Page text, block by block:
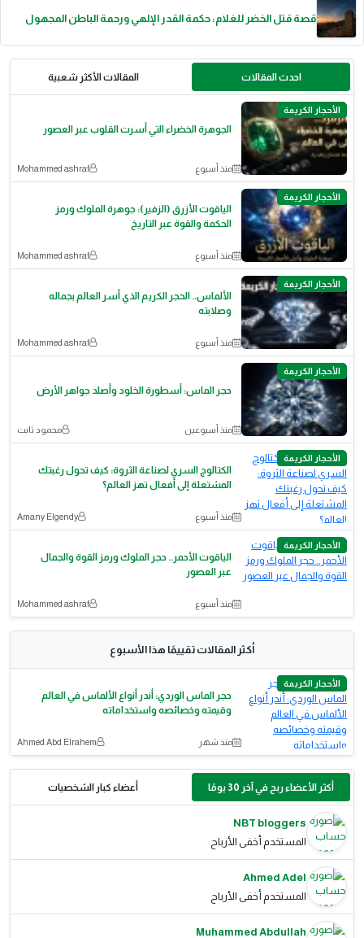
قصة قتل الخضر للغلام: حكمة القدر الإلهي ورحمة الباطن المجهول
احدث المقالات المقالات الأكثر شعبية
الأحجار الكريمة
الجوهرة الخضراء التي أسرت القلوب عبر العصور
منذ أسبوع Mohammed ashraf
الأحجار الكريمة
الياقوت الأزرق (الزفير): جوهرة الملوك ورمز
الحكمة والقوة عبر التاريخ
منذ أسبوع Mohammed ashraf
الأحجار الكريمة
الألماس.. الحجر الكريم الذي أسر العالم بجماله
وصلابته
منذ أسبوع Mohammed ashraf
الأحجار الكريمة
حجر الماس: أسطورة الخلود وأصلد جواهر الأرض
منذ أسبوعين محمود ثابت
الأحجار الكريمة
الكتالوج السري لصناعة الثروة: كيف تحول رغبتك
المشتعلة إلى أفعال تهز العالم؟
منذ أسبوع Amany Elgendy
الأحجار الكريمة
الياقوت الأحمر.. حجر الملوك ورمز القوة والجمال
عبر العصور
منذ أسبوع Mohammed ashraf
أكثر المقالات تقييمًا هذا الأسبوع
الأحجار الكريمة
حجر الماس الوردي: أندر أنواع الألماس في العالم
وقيمته وخصائصه واستخداماته
منذ شهر Ahmed Abd Elrahem
أكثر الأعضاء ربح في آخر 30 يومًا أعضاء كبار الشخصيات
NBT bloggers
المستخدم أخفى الأرباح
Ahmed Adel
المستخدم أخفى الأرباح
Muhammed Abdullah